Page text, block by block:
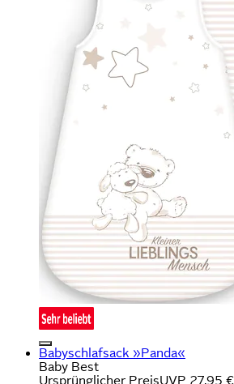
Babyschlafsack »Panda«
Baby Best
Ursprünglicher PreisUVP 27,95 €